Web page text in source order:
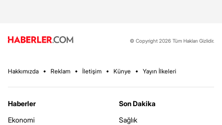
© Copyright 2026 Tüm Hakları Gizlidir.
Hakkımızda Reklam İletişim Künye Yayın İlkeleri
Haberler
Ekonomi
Son Dakika
Sağlık